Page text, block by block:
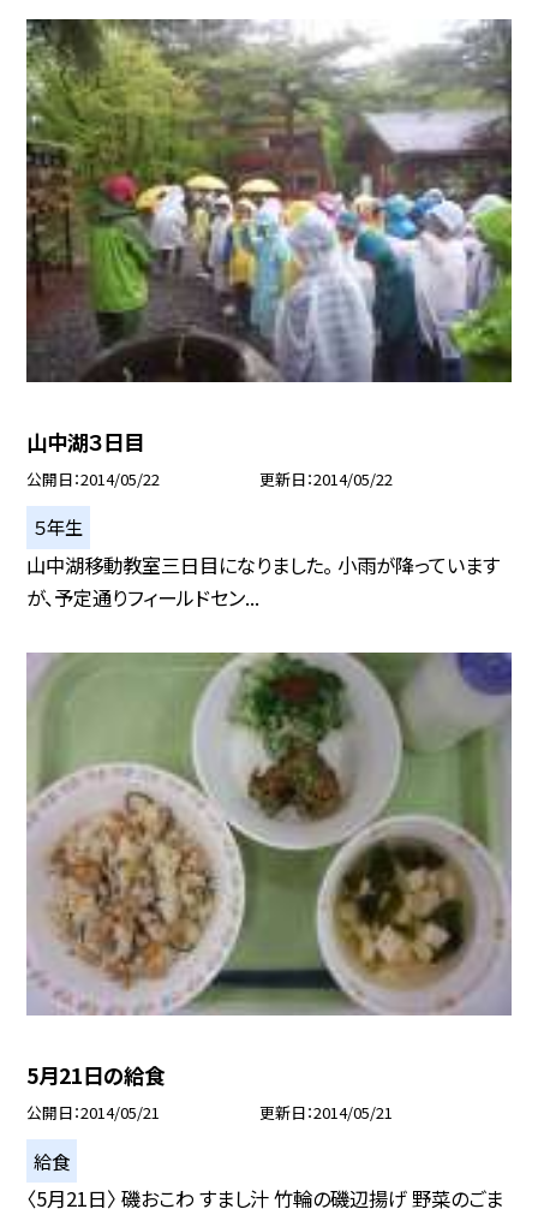
山中湖３日目
公開日 2014/05/22 更新日 2014/05/22
５年生
山中湖移動教室三日目になりました。 小雨が降っています
が、予定通りフィールドセン...
5月21日の給食
公開日 2014/05/21 更新日 2014/05/21
給食
〈5月21日〉 磯おこわ すまし汁 竹輪の磯辺揚げ 野菜のごま